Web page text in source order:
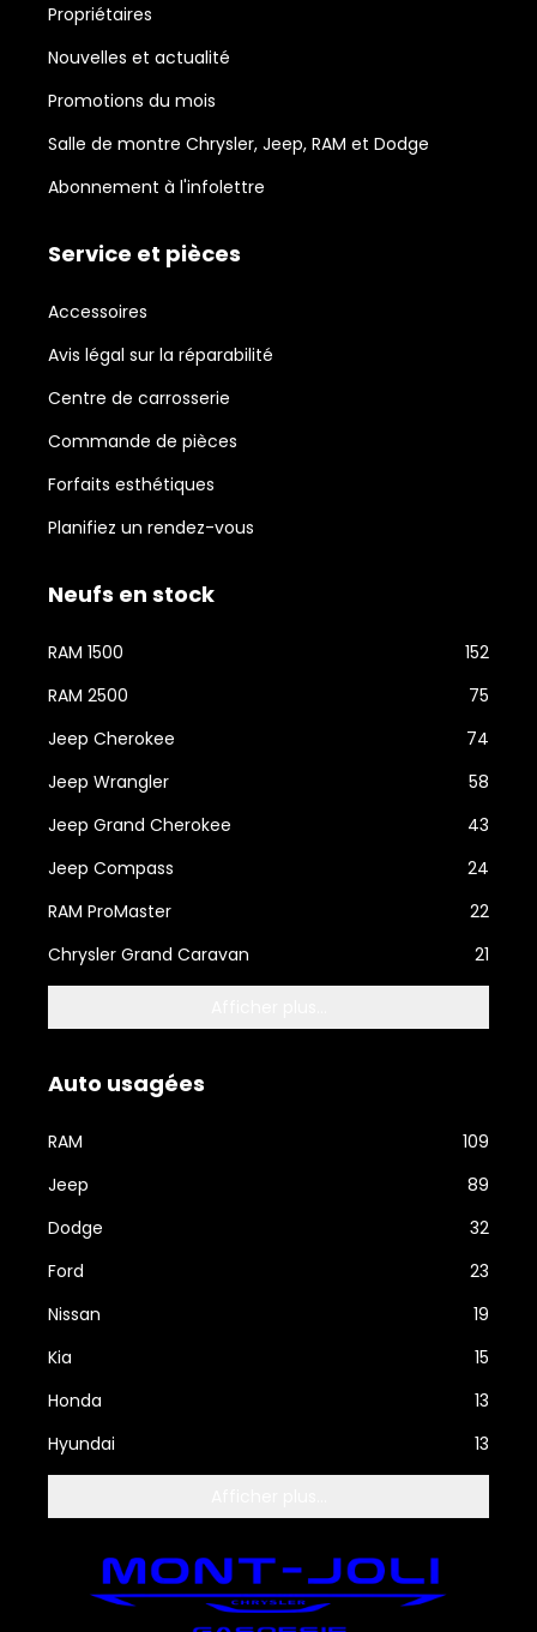
Propriétaires
Nouvelles et actualité
Promotions du mois
Salle de montre Chrysler, Jeep, RAM et Dodge
Abonnement à l'infolettre
Service et pièces
Accessoires
Avis légal sur la réparabilité
Centre de carrosserie
Commande de pièces
Forfaits esthétiques
Planifiez un rendez-vous
Neufs en stock
RAM 1500
152
RAM 2500
75
Jeep Cherokee
74
Jeep Wrangler
58
Jeep Grand Cherokee
43
Jeep Compass
24
RAM ProMaster
22
Chrysler Grand Caravan
21
Auto usagées
RAM
109
Jeep
89
Dodge
32
Ford
23
Nissan
19
Kia
15
Honda
13
Hyundai
13